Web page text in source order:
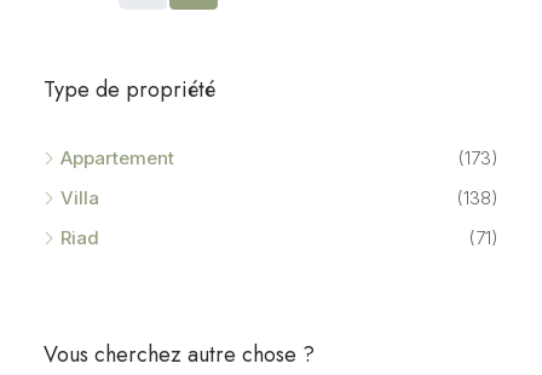
Type de propriété
Appartement
(173)
Villa
(138)
Riad
(71)
Vous cherchez autre chose ?